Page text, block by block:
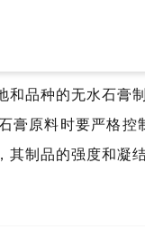
和品种的无水石膏
膏原料时要严格控
制品的强度和凝